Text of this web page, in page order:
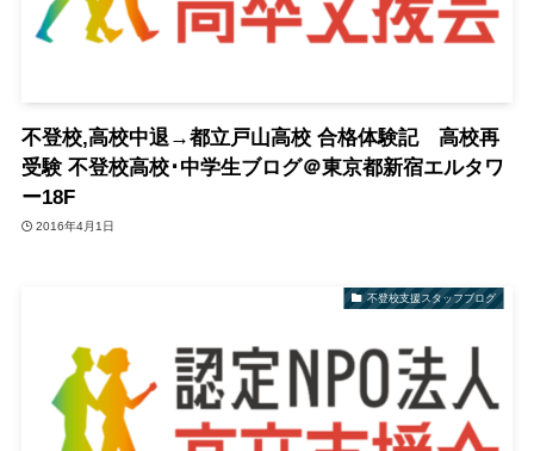
不登校,高校中退→都立戸山高校 合格体験記 高校再
受験 不登校高校･中学生ブログ＠東京都新宿エルタワ
ー18F
2016年4月1日
不登校支援スタッフブログ